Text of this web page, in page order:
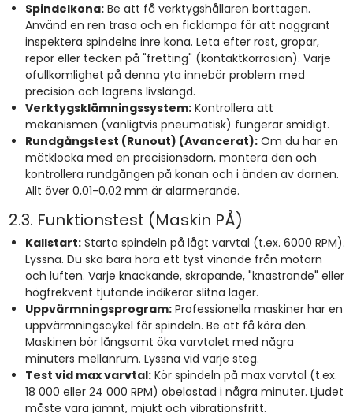
Spindelkona:Be att få verktygshållaren borttagen.
Använd en ren trasa och en ficklampa för att noggrant
inspektera spindelns inre kona. Leta efter rost, gropar,
repor eller tecken på "fretting" (kontaktkorrosion). Varje
ofullkomlighet på denna yta innebär problem med
precision och lagrens livslängd.
Verktygsklämningssystem:Kontrollera att
mekanismen (vanligtvis pneumatisk) fungerar smidigt.
Rundgångstest (Runout) (Avancerat):Om du har en
mätklocka med en precisionsdorn, montera den och
kontrollera rundgången på konan och i änden av dornen.
Allt över 0,01-0,02 mm är alarmerande.
2.3. Funktionstest (Maskin PÅ)
Kallstart:Starta spindeln på lågt varvtal (t.ex. 6000 RPM).
Lyssna. Du ska bara höra ett tyst vinande från motorn
och luften. Varje knackande, skrapande, "knastrande" eller
högfrekvent tjutande indikerar slitna lager.
Uppvärmningsprogram:Professionella maskiner har en
uppvärmningscykel för spindeln. Be att få köra den.
Maskinen bör långsamt öka varvtalet med några
minuters mellanrum. Lyssna vid varje steg.
Test vid max varvtal:Kör spindeln på max varvtal (t.ex.
18 000 eller 24 000 RPM) obelastad i några minuter. Ljudet
måste vara jämnt, mjukt och vibrationsfritt.